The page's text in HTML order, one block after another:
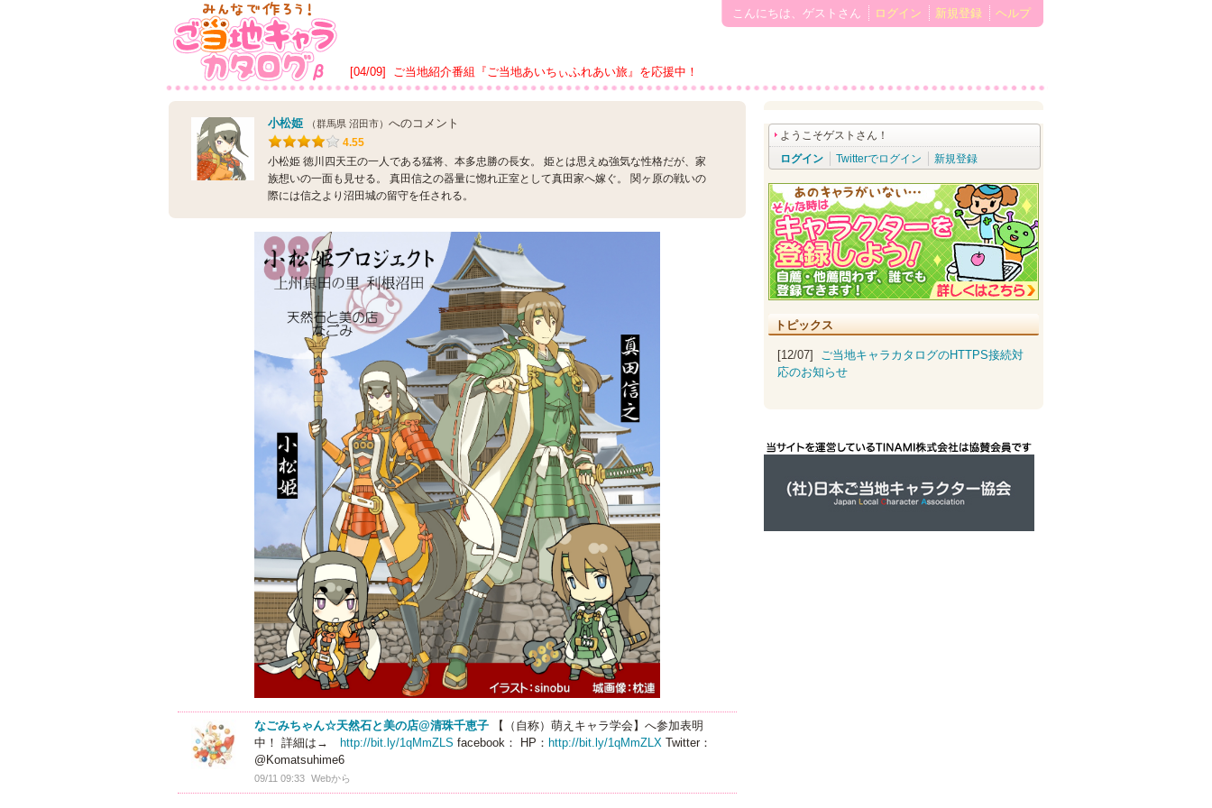
[04/09] ご当地紹介番組『ご当地あいちぃふれあい旅』を応援中！
こんにちは、ゲストさん ログイン 新規登録 ヘルプ
小松姫 （群馬県 沼田市） へのコメント
4.55
小松姫 徳川四天王の一人である猛将、本多忠勝の長女。 姫とは思えぬ強気な性格だが、家
族想いの一面も見せる。 真田信之の器量に惚れ正室として真田家へ嫁ぐ。 関ヶ原の戦いの
際には信之より沼田城の留守を任される。
なごみちゃん☆天然石と美の店@清珠千恵子 【（自称）萌えキャラ学会】へ参加表明
中！ 詳細は→
http://bit.ly/1qMmZLS facebook： HP： http://bit.ly/1qMmZLX Twitter：
@Komatsuhime6
09/11 09:33 Webから
ようこそゲストさん！
ログイン
Twitterでログイン 新規登録
トピックス
[12/07] ご当地キャラカタログのHTTPS接続対
応のお知らせ